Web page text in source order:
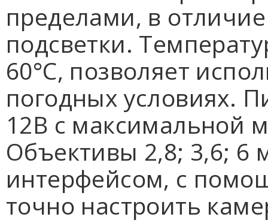
пределами, в
подсветки.
60°С, позволяет
погодных условиях.
12В с максимальной
Объективы 2,8; 3,6; 6
интерфейсом, с
точно настроить